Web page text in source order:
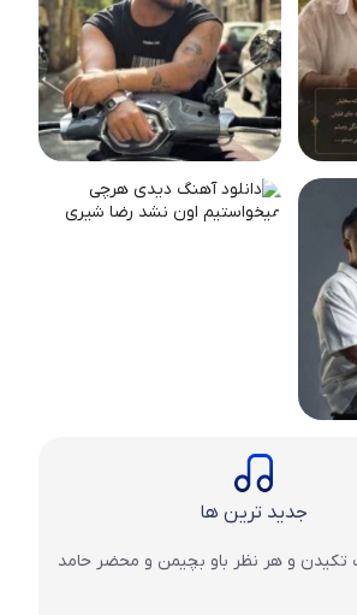
جدید ترین ها
تکیدن و هر نظر باو بچیمن و محضر حامد